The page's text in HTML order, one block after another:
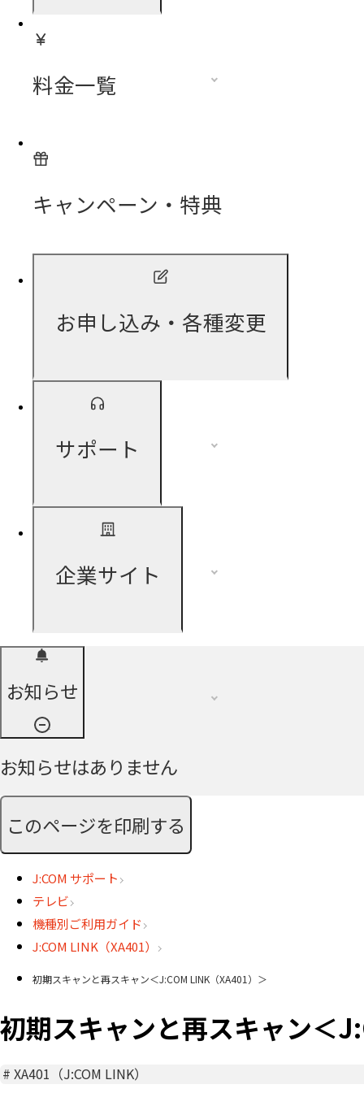
料金一覧
キャンペーン・特典
お申し込み・各種変更
サポート
企業サイト
お知らせ
お知らせはありません
このページを印刷する
J:COM サポート
テレビ
機種別ご利用ガイド
J:COM LINK（XA401）
初期スキャンと再スキャン＜J:COM LINK（XA401）＞
初期スキャンと再スキャン＜
#XA401（J:COM LINK）